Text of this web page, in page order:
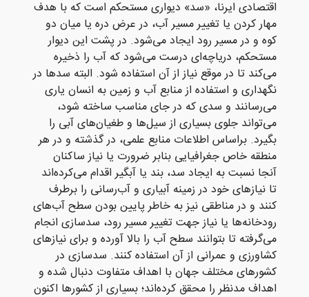
اقتصادی ایرنا، «سد» دیواری مستحکم است که با هدف
مهار کردن یا تغییر مسیر آب، در عرض دره یا میان دو
کوه و در مسیر رود ایجاد می‌شود. در پشت این دیوار
مستحکم، دریاچه‌ای درست می‌شود که آب را ذخیره
می‌کند تا در موقع نیاز از آن استفاده شود. البته سدها در
نگهداری و استفاده از منابع آب و زمین به انسان یاری
می‌رسانند و سدی که در جای مناسب ساخته ‌شود،
می‌تواند جلوی بسیاری از سیل‌ها و طغیان‌های آبی را
بگیرد. براساس اطلاعات منابع علمی، در گذشته و در هر
منطقه خاص جغرافیایی بنابر ضرورت یا نیاز ساکنان
آنجا نسبت به ایجاد سد، ‌بند یا آبگیر اقدام می‌کرده‌اند
تا نیازهای خود در زمینه آبیاری و آب‌رسانی را برطرف
کنند و در مناطقی نیز به خاطر پایین بودن سطح آب‌های
رودخانه‌ها یا نیاز جهت تغییر مسیر رود، سدسازی انجام
می‌گرفته تا بتوانند سطح آب را بالا آورده و برای نیازهای
کشاورزی و عمرانی از آن استفاده کنند. سدسازی در
کشورهای مختلف جهان با اهداف متفاوت دنبال شده و
اهداف مدنظر را محقق کرده‌اند؛ بسیاری از کشورها اکنون